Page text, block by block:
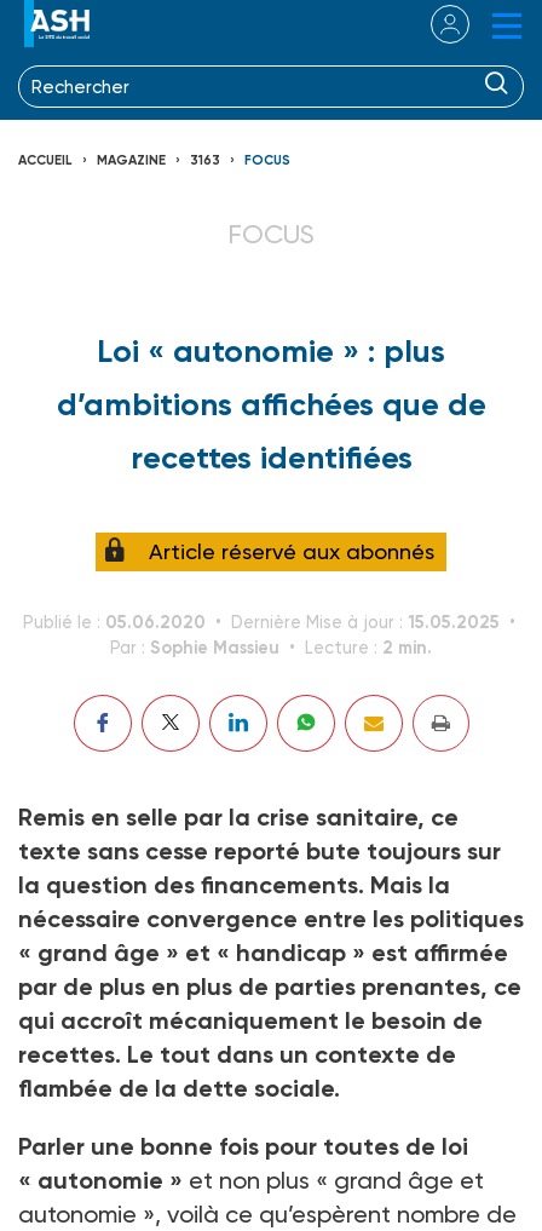
ACCUEIL MAGAZINE 3163 FOCUS
FOCUS
Loi « autonomie » : plus
d’ambitions affichées que de
recettes identifiées
Article réservé aux abonnés
Publié le : 05.06.2020 Dernière Mise à jour : 15.05.2025
Par : Sophie Massieu Lecture : 2 min.
Remis en selle par la crise sanitaire, ce
texte sans cesse reporté bute toujours sur
la question des financements. Mais la
nécessaire convergence entre les politiques
« grand âge » et « handicap » est affirmée
par de plus en plus de parties prenantes, ce
qui accroît mécaniquement le besoin de
recettes. Le tout dans un contexte de
flambée de la dette sociale.
Parler une bonne fois pour toutes de loi
« autonomie » et non plus « grand âge et
autonomie », voilà ce qu’espèrent nombre de